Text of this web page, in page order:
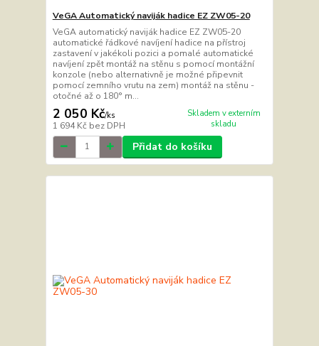
VeGA Automatický naviják hadice EZ ZW05-20
VeGA automatický naviják hadice EZ ZW05-20
automatické řádkové navíjení hadice na přístroj
zastavení v jakékoli pozici a pomalé automatické
navíjení zpět montáž na stěnu s pomocí montážní
konzole (nebo alternativně je možné připevnit
pomocí zemního vrutu na zem) montáž na stěnu -
otočné až o 180° m...
2 050 Kč/ks
1 694 Kč bez DPH
Skladem v externím
skladu
Přidat do košíku